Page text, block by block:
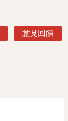
意見回饋